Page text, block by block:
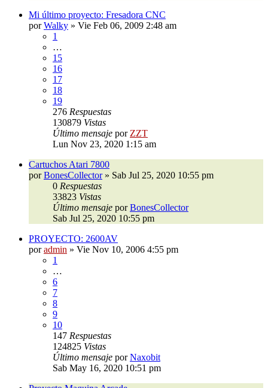
Mi último proyecto: Fresadora CNC
porWalky » Vie Feb 06, 2009 2:48 am
1
…
15
16
17
18
19
276 Respuestas
130879 Vistas
Último mensaje por ZZT
Lun Nov 23, 2020 1:15 am
Cartuchos Atari 7800
porBonesCollector» Sab Jul 25, 2020 10:55 pm
0 Respuestas
33823 Vistas
Último mensaje porBonesCollector
Sab Jul 25, 2020 10:55 pm
PROYECTO: 2600AV
poradmin » Vie Nov 10, 2006 4:55 pm
1
…
6
7
8
9
10
147 Respuestas
124825 Vistas
Último mensaje porNaxobit
Sab May 16, 2020 10:51 pm